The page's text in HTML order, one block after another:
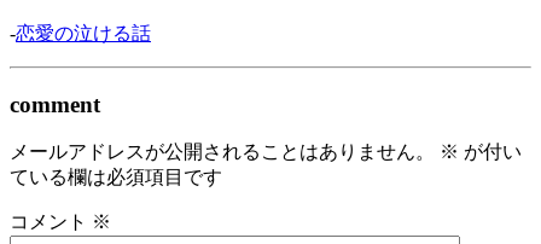
-恋愛の泣ける話
comment
メールアドレスが公開されることはありません。 ※ が付い
ている欄は必須項目です
コメント ※